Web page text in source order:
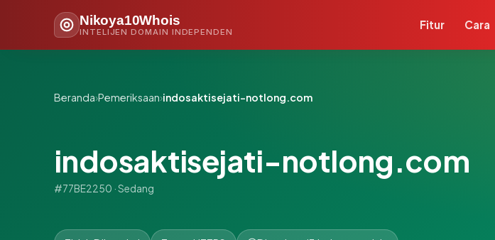
Nikoya10Whois
INTELIJEN DOMAIN INDEPENDEN
Fitur Cara
Beranda›Pemeriksaan›indosaktisejati-notlong.com
indosaktisejati-notlong.com
#77BE2250 · Sedang